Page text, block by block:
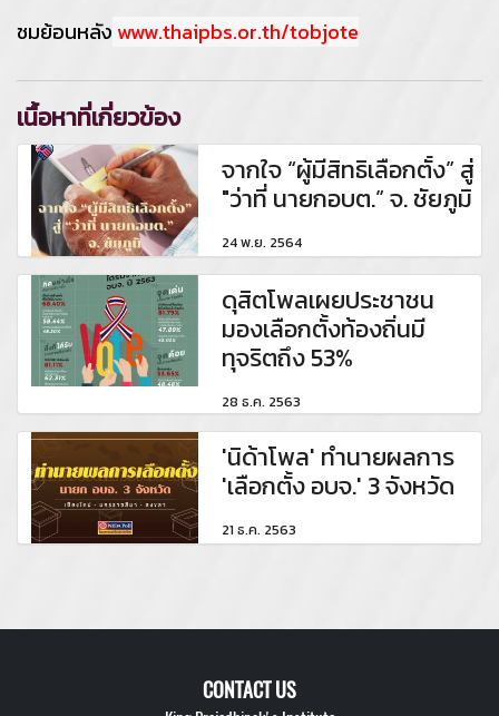
ชมย้อนหลัง www.thaipbs.or.th/tobjote
เนื้อหาที่เกี่ยวข้อง
จากใจ “ผู้มีสิทธิเลือกตั้ง” สู่
"ว่าที่ นายกอบต.” จ. ชัยภูมิ
24 พ.ย. 2564
ดุสิตโพลเผยประชาชน
มองเลือกตั้งท้องถิ่นมี
ทุจริตถึง 53%
28 ธ.ค. 2563
'นิด้าโพล' ทำนายผลการ
'เลือกตั้ง อบจ.' 3 จังหวัด
21 ธ.ค. 2563
CONTACT US